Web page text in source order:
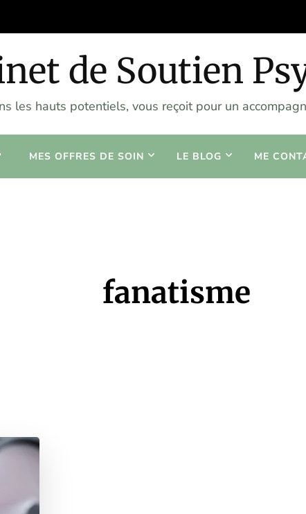
de Soutien
les hauts potentiels, vous reçoit pour un
MES OFFRES DE SOIN LE BLOG ME
fanatisme